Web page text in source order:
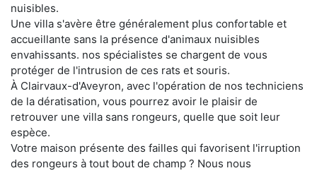
nuisibles.
Une villa s'avère être généralement plus confortable et
accueillante sans la présence d'animaux nuisibles
envahissants. nos spécialistes se chargent de vous
protéger de l'intrusion de ces rats et souris.
À Clairvaux-d'Aveyron, avec l'opération de nos techniciens
de la dératisation, vous pourrez avoir le plaisir de
retrouver une villa sans rongeurs, quelle que soit leur
espèce.
Votre maison présente des failles qui favorisent l'irruption
des rongeurs à tout bout de champ ? Nous nous